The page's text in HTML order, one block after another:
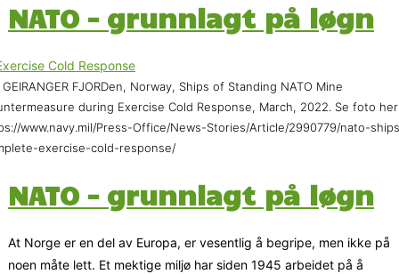
NATO – grunnlagt på løgn
FJORDen, Norway, Ships of Standing NATO Mine
during Exercise Cold Response, March, 2022. Se foto
www.navy.mil/Press-Office/News-Stories/Article/2990779/nato-
exercise-cold-response/
NATO – grunnlagt på løgn
At Norge er en del av Europa, er vesentlig å begripe, men ikke på
noen måte lett. Et mektige miljø har siden 1945 arbeidet på å